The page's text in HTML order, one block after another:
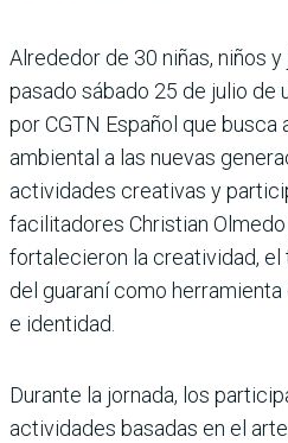
Alrededor de 30 niñas, niños
pasado sábado 25 de julio de
por CGTN Español que
ambiental a las nuevas
actividades creativas y
facilitadores Christian
fortalecieron la creatividad, el
del guaraní como
e identidad.
Durante la jornada, los
actividades basadas en el